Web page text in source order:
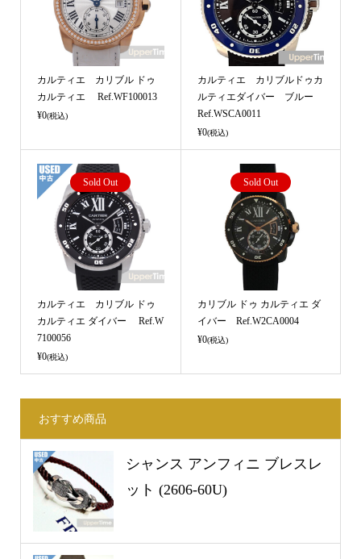
カルティエ カリブル ドゥ
カルティエ Ref.WF100013
¥0(税込)
カルティエ カリブルドゥカ
ルティエダイバー ブルー
Ref.WSCA0011
¥0(税込)
Sold Out
カルティエ カリブル ドゥ
カルティエ ダイバー Ref.W
7100056
¥0(税込)
Sold Out
カリブル ドゥ カルティエ ダ
イバー Ref.W2CA0004
¥0(税込)
おすすめ商品
シャンス アンフィニ ブレスレ
ット (2606-60U)